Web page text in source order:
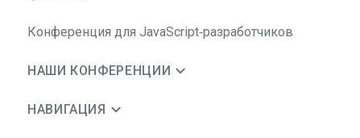
Конференция для JavaScript‑разработчиков
НАШИ КОНФЕРЕНЦИИ
НАВИГАЦИЯ